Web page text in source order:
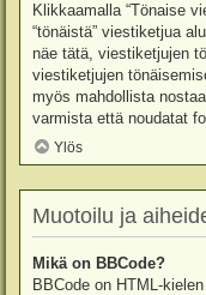
Klikkaamalla “Tönaise
“tönäistä” viestiketjua
näe tätä, viestiketjujen
viestiketjujen
myös mahdollista
varmista että noudatat
Ylös
Muotoilu ja
Mikä on BBCode?
BBCode on HTML-